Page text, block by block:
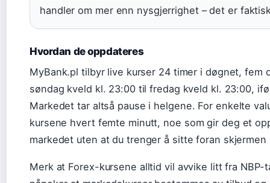
handler om mer enn nysgjerrighet – det er
Hvordan de oppdateres
MyBank.pl tilbyr live kurser 24 timer i døgnet, fem
søndag kveld kl. 23:00 til fredag kveld kl. 23:00,
Markedet tar altså pause i helgene. For enkelte
kursene hvert femte minutt, noe som gir deg et
markedet uten at du trenger å sitte foran
Merk at Forex-kursene alltid vil avvike litt fra NBP-